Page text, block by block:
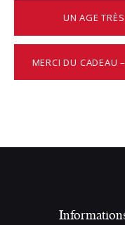
UN AGE
MERCI DU CADEAU